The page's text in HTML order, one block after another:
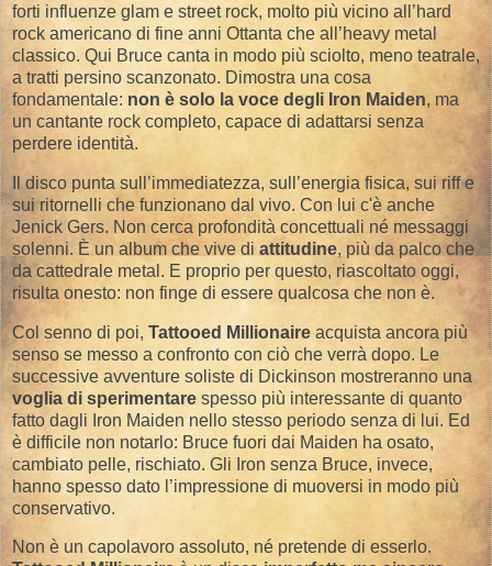
forti influenze glam e street rock, molto più vicino all’hard
rock americano di fine anni Ottanta che all’heavy metal
classico. Qui Bruce canta in modo più sciolto, meno teatrale,
a tratti persino scanzonato. Dimostra una cosa
fondamentale: non è solo la voce degli Iron Maiden, ma
un cantante rock completo, capace di adattarsi senza
perdere identità.
Il disco punta sull’immediatezza, sull’energia fisica, sui riff e
sui ritornelli che funzionano dal vivo. Con lui c'è anche
Jenick Gers. Non cerca profondità concettuali né messaggi
solenni. È un album che vive di attitudine, più da palco che
da cattedrale metal. E proprio per questo, riascoltato oggi,
risulta onesto: non finge di essere qualcosa che non è.
Col senno di poi, Tattooed Millionaire acquista ancora più
senso se messo a confronto con ciò che verrà dopo. Le
successive avventure soliste di Dickinson mostreranno una
voglia di sperimentare spesso più interessante di quanto
fatto dagli Iron Maiden nello stesso periodo senza di lui. Ed
è difficile non notarlo: Bruce fuori dai Maiden ha osato,
cambiato pelle, rischiato. Gli Iron senza Bruce, invece,
hanno spesso dato l’impressione di muoversi in modo più
conservativo.
Non è un capolavoro assoluto, né pretende di esserlo.